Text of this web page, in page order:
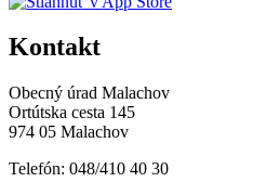
Kontakt
Obecný úrad Malachov
Ortútska cesta 145
974 05 Malachov
Telefón: 048/410 40 30